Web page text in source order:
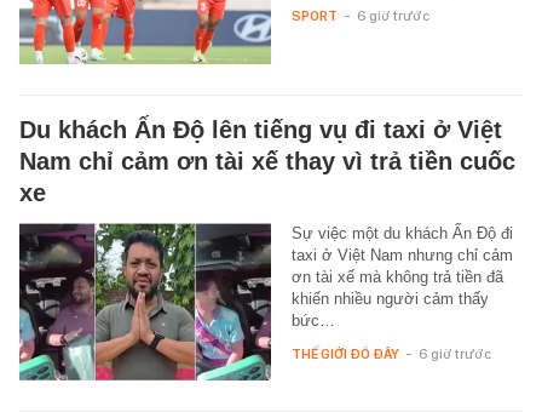
SPORT - 6 giờ trước
Du khách Ấn Độ lên tiếng vụ đi taxi ở Việt
Nam chỉ cảm ơn tài xế thay vì trả tiền cuốc
xe
Sự việc một du khách Ấn Độ đi
taxi ở Việt Nam nhưng chỉ cảm
ơn tài xế mà không trả tiền đã
khiến nhiều người cảm thấy
bức…
THẾ GIỚI ĐÓ ĐÂY - 6 giờ trước